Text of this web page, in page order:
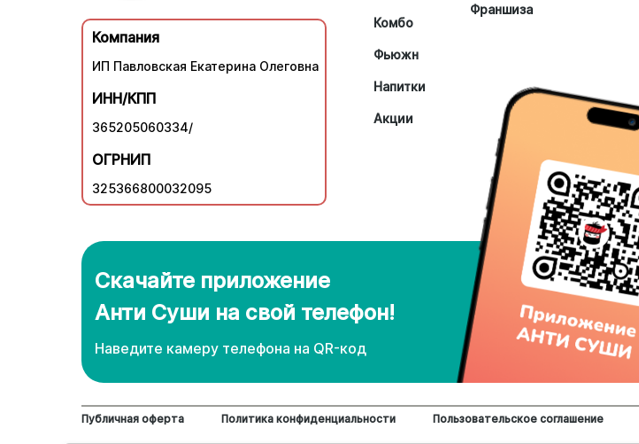
Компания
ИП Павловская Екатерина Олеговна
ИНН/КПП
365205060334/
ОГРНИП
325366800032095
Комбо
Фьюжн
Напитки
Акции
Франшиза
Скачайте приложение
Анти Суши на свой телефон!
Наведите камеру телефона нa QR-код
Публичная оферта Политика конфиденциальности Пользовательское соглашение